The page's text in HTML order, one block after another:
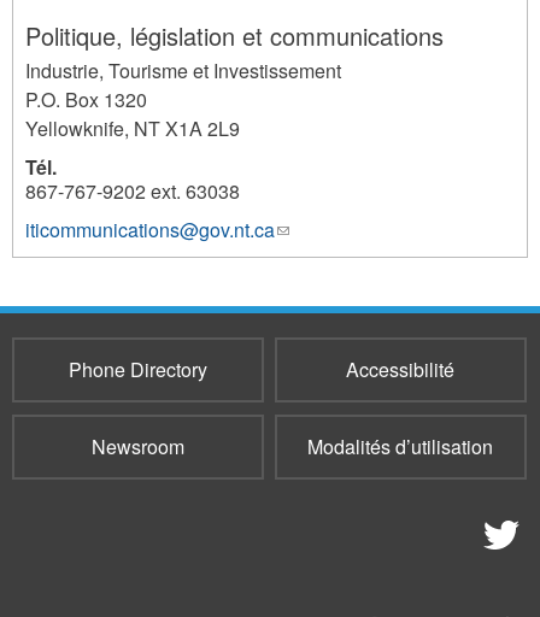
Politique, législation et communications
Industrie, Tourisme et Investissement
P.O. Box 1320
Yellowknife, NTX1A 2L9
Tél.
867-767-9202 ext. 63038
iticommunications@gov.nt.ca(link
sends
mail)
1260
Phone Directory Accessibilité
Newsroom Modalités d’utilisation